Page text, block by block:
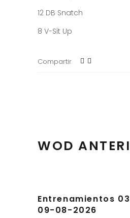
12 DB Snatch
8 V-Sit Up
Compartir
WOD
Entrenamientos
09-08-2026